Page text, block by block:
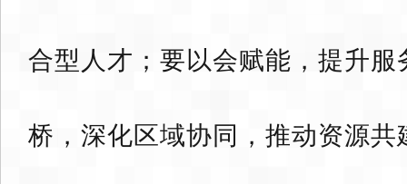
合型人才；要以会赋能，提升服
桥，深化区域协同，推动资源